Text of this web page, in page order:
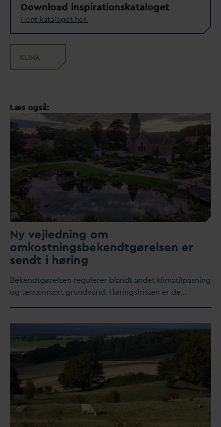
Download inspirationskataloget
Hent kataloget her.
KLIMA
Læs også:
Ny vejledning om
omkostningsbekendtgørelsen er
sendt i høring
Bekendtgørelsen regulerer blandt andet klimatilpasning
og terrænnært grundvand. Høringsfristen er de…